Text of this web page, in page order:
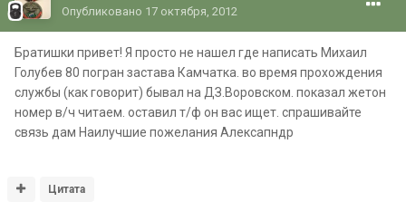
Опубликовано 17 октября, 2012
Братишки привет! Я просто не нашел где написать Михаил
Голубев 80 погран застава Камчатка. во время прохождения
службы (как говорит) бывал на ДЗ.Воровском. показал жетон
номер в/ч читаем. оставил т/ф он вас ищет. спрашивайте
связь дам Наилучшие пожелания Алексапндр
Цитата